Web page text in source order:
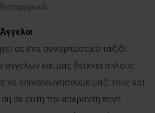
σε ένα συναρπαστικό ταξίδι
και μας δείχνει απλούς
να επικοινωνήσουμε μαζί τους και
σε αυτή την απέραντη πηγή